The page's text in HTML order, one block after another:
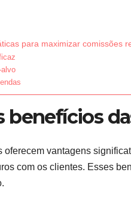
para maximizar comissões
benefícios
oferecem vantagens
com os clientes. Esses